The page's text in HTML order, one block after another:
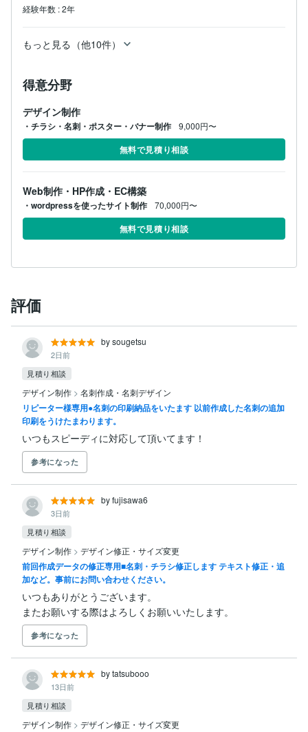
経験年数 :2年
もっと見る（他10件）
得意分野
デザイン制作
・チラシ・名刺・ポスター・バナー制作 9,000円〜
無料で見積り相談
Web制作・HP作成・EC構築
・wordpressを使ったサイト制作 70,000円〜
無料で見積り相談
評価
by sougetsu
2日前
見積り相談
デザイン制作 > 名刺作成・名刺デザイン
リピーター様専用●名刺の印刷納品をいたます 以前作成した名刺の追加
印刷をうけたまわります。
いつもスピーディに対応して頂いてます！
参考になった
by fujisawa6
3日前
見積り相談
デザイン制作 > デザイン修正・サイズ変更
前回作成データの修正専用■名刺・チラシ修正します テキスト修正・追
加など。事前にお問い合わせください。
いつもありがとうございます。
またお願いする際はよろしくお願いいたします。
参考になった
by tatsubooo
13日前
見積り相談
デザイン制作 > デザイン修正・サイズ変更